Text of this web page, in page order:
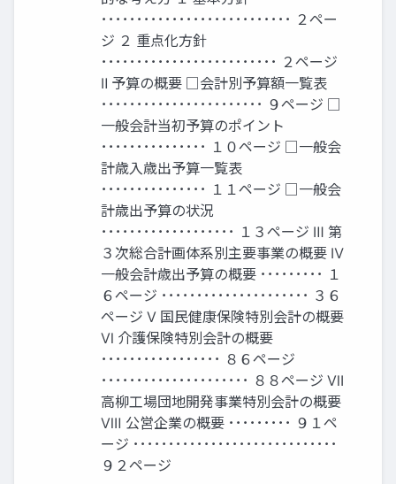
･･･････････････････････････ ２ペー
ジ ２ 重点化方針
･････････････････････････ ２ページ
Ⅱ 予算の概要 □会計別予算額一覧表
･･･････････････････････ ９ページ □
一般会計当初予算のポイント
･･･････････････ １０ページ □一般会
計歳入歳出予算一覧表
･･･････････････ １１ページ □一般会
計歳出予算の状況
･･･････････････････ １３ページ Ⅲ 第
３次総合計画体系別主要事業の概要 Ⅳ
一般会計歳出予算の概要 ･････････ １
６ページ ･････････････････････ ３６
ページ Ⅴ 国民健康保険特別会計の概要
Ⅵ 介護保険特別会計の概要
･････････････････ ８６ページ
･････････････････････ ８８ページ Ⅶ
高柳工場団地開発事業特別会計の概要
Ⅷ 公営企業の概要 ･････････ ９１ペ
ージ ･････････････････････････････
９２ページ